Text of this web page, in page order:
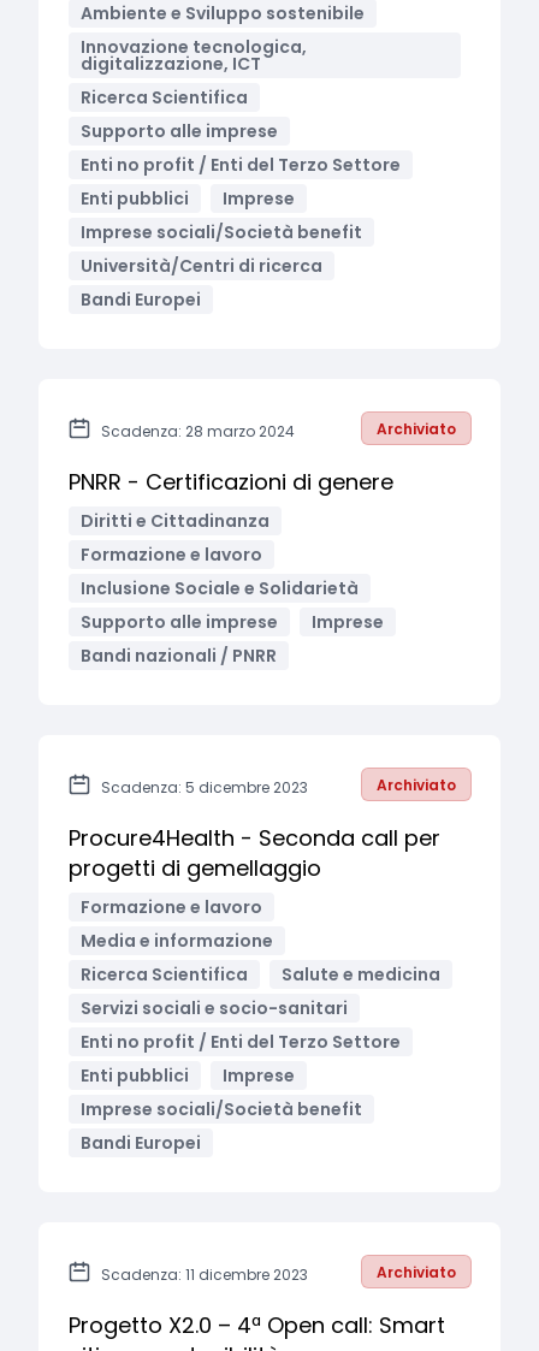
Ambiente e Sviluppo sostenibile
Innovazione tecnologica,
digitalizzazione, ICT
Ricerca Scientifica
Supporto alle imprese
Enti no profit / Enti del Terzo Settore
Enti pubblici
Imprese
Imprese sociali/Società benefit
Università/Centri di ricerca
Bandi Europei
Scadenza: 28 marzo 2024 Archiviato
PNRR - Certificazioni di genere
Diritti e Cittadinanza
Formazione e lavoro
Inclusione Sociale e Solidarietà
Supporto alle imprese
Imprese
Bandi nazionali / PNRR
Scadenza: 5 dicembre 2023 Archiviato
Procure4Health - Seconda call per
progetti di gemellaggio
Formazione e lavoro
Media e informazione
Ricerca Scientifica
Salute e medicina
Servizi sociali e socio-sanitari
Enti no profit / Enti del Terzo Settore
Enti pubblici
Imprese
Imprese sociali/Società benefit
Bandi Europei
Scadenza: 11 dicembre 2023 Archiviato
Progetto X2.0 – 4ª Open call: Smart